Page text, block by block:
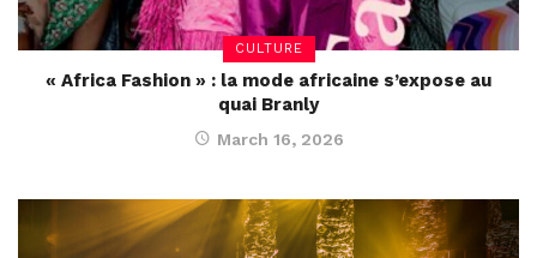
CULTURE
« Africa Fashion » : la mode africaine s’expose au
quai Branly
March 16, 2026